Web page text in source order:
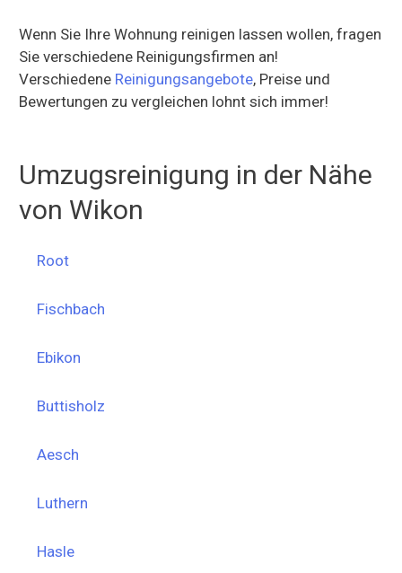
Wenn Sie Ihre Wohnung reinigen lassen wollen, fragen
Sie verschiedene Reinigungsfirmen an!
Verschiedene Reinigungsangebote, Preise und
Bewertungen zu vergleichen lohnt sich immer!
Umzugsreinigung in der Nähe
von Wikon
Root
Fischbach
Ebikon
Buttisholz
Aesch
Luthern
Hasle